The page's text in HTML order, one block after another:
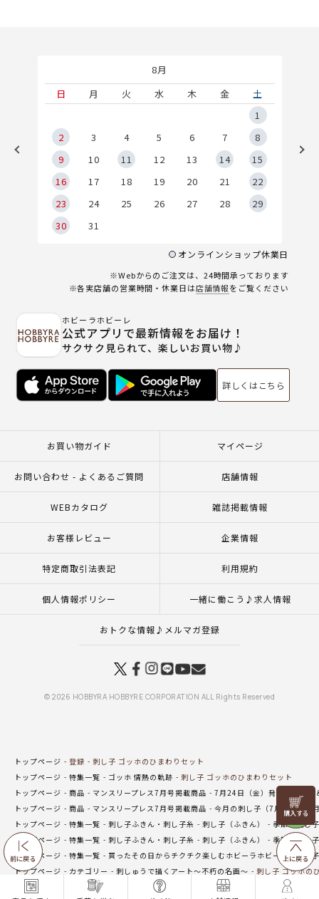
前に戻る
リリヤン
フェア
上に戻る
8月
日
月 火 水 木 金
土
1
2
3 4 5 6 7
8
9
10 11 12 13 14
15
16
17 18 19 20 21
22
23
24 25 26 27 28
29
30
31
オンラインショップ休業日
※Webからのご注文は、24時間承っております
※各実店舗の営業時間・休業日は店舗情報をご覧ください
ホビーラホビーレ
公式アプリで最新情報をお届け！
サクサク見られて、楽しいお買い物♪
詳しくはこちら
お買い物ガイド マイページ
お問い合わせ - よくあるご質問 店舗情報
WEBカタログ 雑誌掲載情報
お客様レビュー 企業情報
特定商取引法表記 利用規約
個人情報ポリシー 一緒に働こう♪求人情報
おトクな情報♪メルマガ登録
© 2026 HOBBYRA HOBBYRE CORPORATION ALL Rights Reserved
トップページ 登録
刺し子 ゴッホのひまわりセット
トップページ
特集一覧 ゴッホ 情熱の軌跡
刺し子 ゴッホのひまわりセット
トップページ
商品 マンスリープレス7月号掲載商品
7月24日（金）発売の新商品
トップページ
商品 マンスリープレス7月号掲載商品
今月の刺し子（7月25日・8
トップページ
特集一覧 刺し子ふきん・刺し子糸 刺し子（ふきん）
季節の刺し子
トップページ
特集一覧 刺し子ふきん・刺し子糸 刺し子（ふきん）
季節の刺し子
トップページ
特集一覧
買ったその日からチクチク楽しむホビーラホビーレの刺し子
トップページ
カテゴリー 刺しゅうで描くアート～不朽の名画～
刺し子 ゴッホの
トップページ
特集一覧 今月の刺し子（4月20日・5月10日発売）
刺し子 ゴッホ